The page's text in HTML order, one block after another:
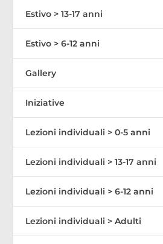
Estivo > 13-17 anni
Estivo > 6-12 anni
Gallery
Iniziative
Lezioni individuali > 0-5 anni
Lezioni individuali > 13-17 anni
Lezioni individuali > 6-12 anni
Lezioni individuali > Adulti